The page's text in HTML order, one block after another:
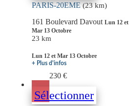
PARIS-20EME(23 km)
161 Boulevard Davout Lun 12 et
Mar 13 Octobre
23 km
Lun 12 et Mar 13 Octobre
+ Plus d'infos
230 €
Sélectionner